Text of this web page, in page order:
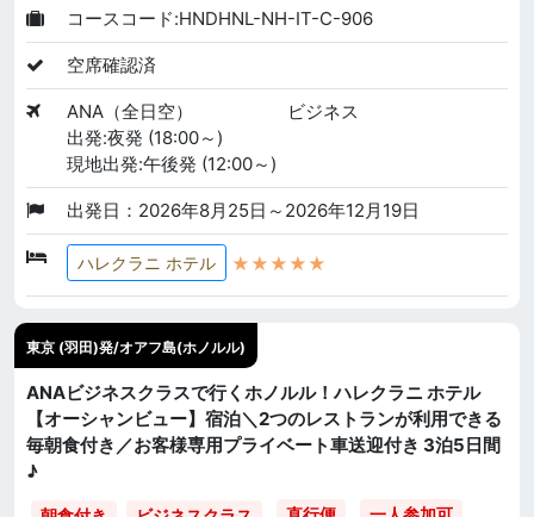
コースコード:HNDHNL-NH-IT-C-906
空席確認済
ANA（全日空）
ビジネス
出発:夜発 (18:00～)
現地出発:午後発 (12:00～)
出発日：2026年8月25日～2026年12月19日
ハレクラニ ホテル ★★★★★
東京 (羽田)発/オアフ島(ホノルル)
ANAビジネスクラスで行くホノルル！ハレクラニ ホテル
【オーシャンビュー】宿泊＼2つのレストランが利用できる
毎朝食付き／お客様専用プライベート車送迎付き 3泊5日間
♪